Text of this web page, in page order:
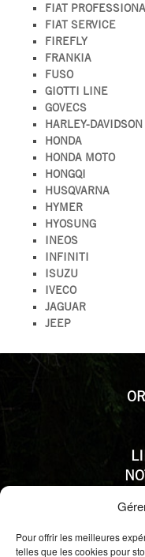
Pour offrir les meilleures
telles que les cookies pour
FIAT
FIAT SERVICE
FIREFLY
FRANKIA
FUSO
GIOTTI LINE
GOVECS
HARLEY-DAVIDSON
HONDA
HONDA MOTO
HONGQI
HUSQVARNA
HYMER
HYOSUNG
INEOS
INFINITI
ISUZU
IVECO
JAGUAR
JEEP
FEDAMO -